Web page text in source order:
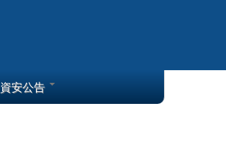
資安公告